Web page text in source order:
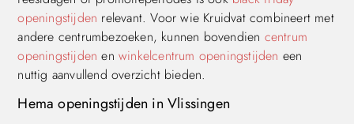
openingstijden relevant. Voor wie Kruidvat combineert met
andere centrumbezoeken, kunnen bovendien centrum
openingstijden enwinkelcentrum openingstijden een
nuttig aanvullend overzicht bieden.
Hema openingstijden in Vlissingen